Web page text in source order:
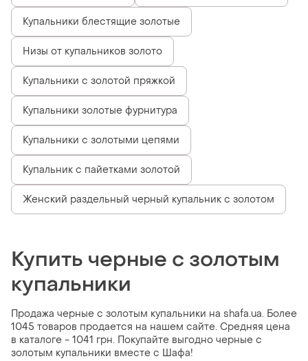
Купальники блестящие золотые
Низы от купальников золото
Купальники с золотой пряжкой
Купальники золотые фурнитура
Купальники с золотыми цепями
Купальник с пайетками золотой
Женский раздельный черный купальник с золотом
Купить черные с золотым
купальники
Продажа черные с золотым купальники на shafa.ua. Более
1045 товаров продается на нашем сайте. Средняя цена
в каталоге - 1041 грн. Покупайте выгодно черные с
золотым купальники вместе с Шафа!